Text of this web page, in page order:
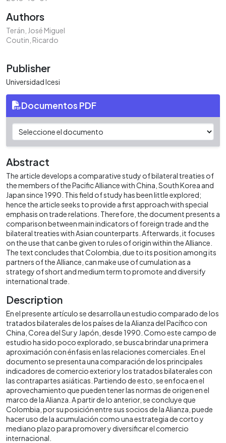
Authors
Terán, José Miguel
Coutin, Ricardo
Publisher
Universidad Icesi
Documentos PDF
Abstract
The article develops a comparative study of bilateral treaties of
the members of the Pacific Alliance with China, South Korea and
Japan since 1990. This field of study has been little explored;
hence the article seeks to provide a first approach with special
emphasis on trade relations. Therefore, the document presents a
comparison between main indicators of foreign trade and the
bilateral treaties with Asian counterparts. Afterwards, it focuses
on the use that can be given to rules of origin within the Alliance.
The text concludes that Colombia, due to its position among its
partners of the Alliance, can make use of cumulation as a
strategy of short and medium term to promote and diversify
international trade.
Description
En el presente artículo se desarrolla un estudio comparado de los
tratados bilaterales de los países de la Alianza del Pacífico con
China, Corea del Sur y Japón, desde 1990. Como este campo de
estudio ha sido poco explorado, se busca brindar una primera
aproximación con énfasis en las relaciones comerciales. En el
documento se presenta una comparación de los principales
indicadores de comercio exterior y los tratados bilaterales con
las contrapartes asiáticas. Partiendo de esto, se enfoca en el
aprovechamiento que pueden tener las normas de origen en el
marco de la Alianza. A partir de lo anterior, se concluye que
Colombia, por su posición entre sus socios de la Alianza, puede
hacer uso de la acumulación como una estrategia de corto y
mediano plazo para promover y diversificar el comercio
internacional.